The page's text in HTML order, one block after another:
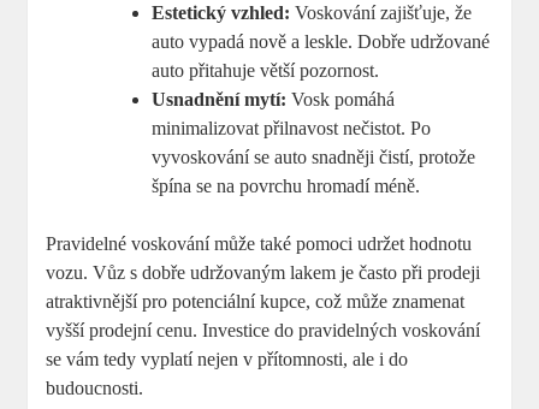
Estetický vzhled: Voskování zajišťuje, že
auto vypadá nově a leskle. Dobře udržované
auto přitahuje větší pozornost.
Usnadnění mytí: Vosk pomáhá
minimalizovat přilnavost nečistot. Po
vyvoskování ⁣se auto snadněji čistí,⁤ protože
špína se na povrchu hromadí méně.
Pravidelné voskování může také pomoci udržet hodnotu
vozu.⁢ Vůz s dobře udržovaným lakem je často při prodeji
atraktivnější pro potenciální kupce, což může znamenat
vyšší prodejní cenu. Investice do pravidelných voskování
se ‌vám tedy vyplatí ⁢nejen v přítomnosti, ale i do
budoucnosti.